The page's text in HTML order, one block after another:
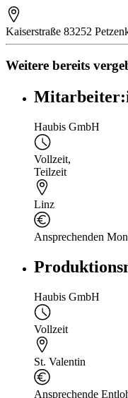
Kaiserstraße 83252
Weitere bereits
Haubis GmbH
Vollzeit,
Teilzeit
Linz
Ansprechenden
Haubis GmbH
Vollzeit
St. Valentin
Ansprechende